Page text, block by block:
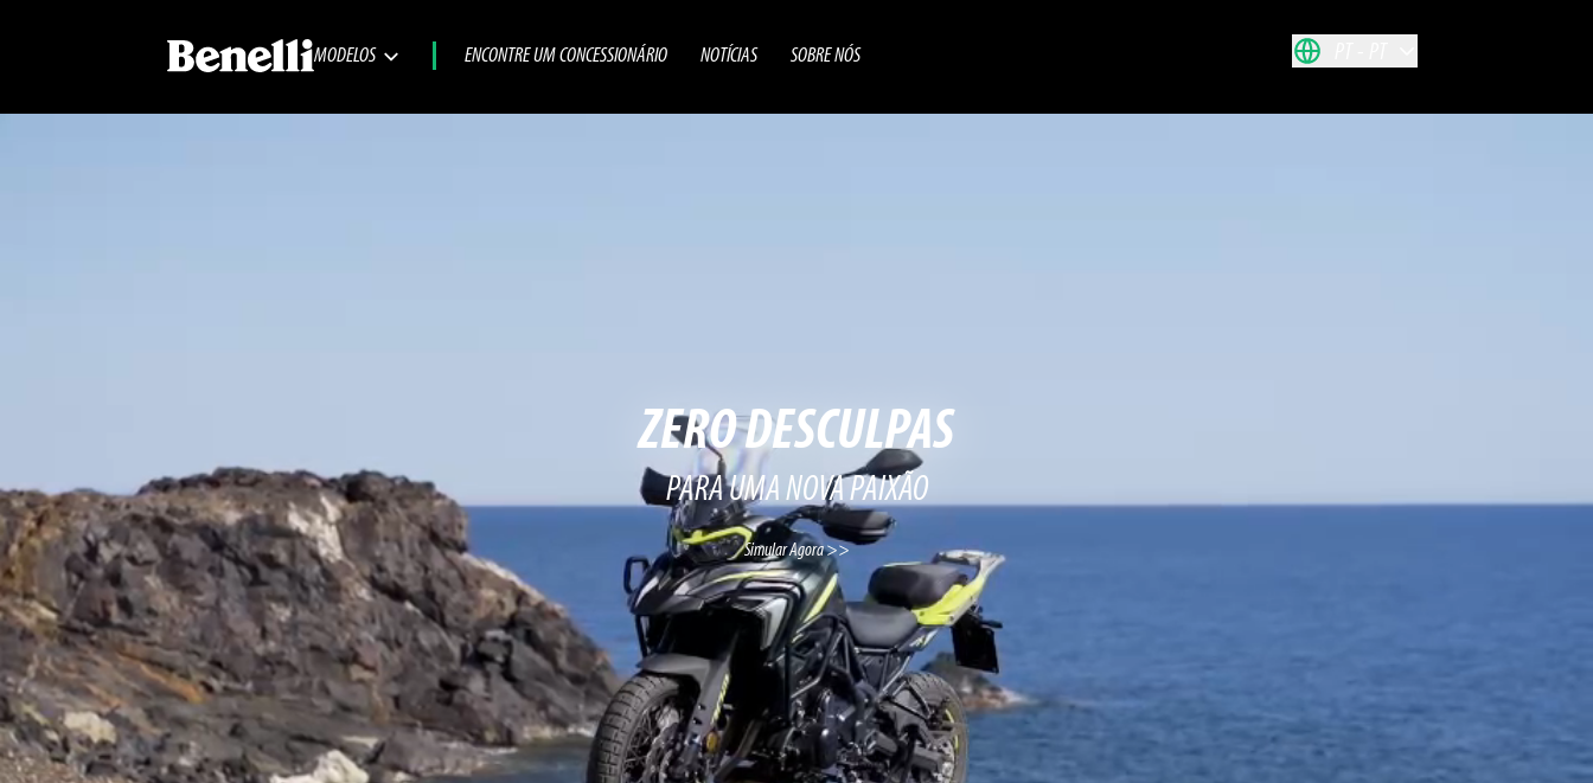
MODELOS ENCONTRE UM CONCESSIONÁRIO NOTÍCIAS SOBRE NÓS
ZERO DESCULPAS
PARA UMA NOVA PAIXÃO
Simular Agora >>